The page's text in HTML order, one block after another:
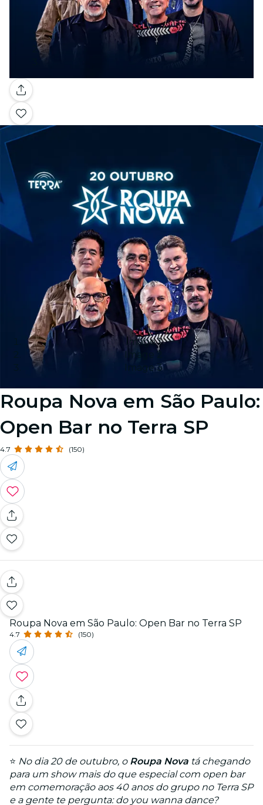
Galeria
Image 1
Image 2
Image 3
Roupa Nova em São Paulo:
Open Bar no Terra SP
4.7 (150)
Roupa Nova em São Paulo: Open Bar no Terra SP
4.7 (150)
⭐ No dia 20 de outubro, o Roupa Nova tá chegando
para um show mais do que especial com open bar
em comemoração aos 40 anos do grupo no Terra SP
e a gente te pergunta: do you wanna dance?